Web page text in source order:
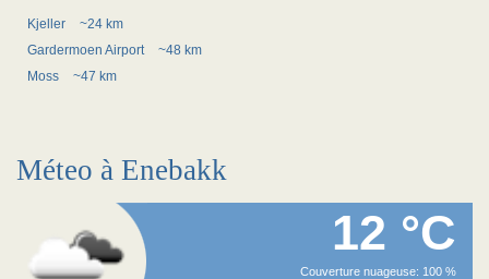
Kjeller
~24 km
Gardermoen Airport
~48 km
Moss
~47 km
Méteo à Enebakk
12 °C
Couverture nuageuse: 100 %